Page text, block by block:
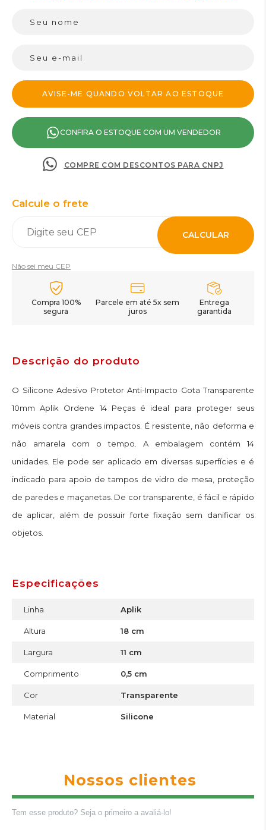
CONFIRA O ESTOQUE COM UM VENDEDOR
COMPRE COM DESCONTOS PARA CNPJ
Calcule o frete
CALCULAR
Não sei meu CEP
Compra 100%
segura
Parcele em até 5x sem
juros
Entrega
garantida
Descrição do produto
O Silicone Adesivo Protetor Anti-Impacto Gota Transparente
10mm Aplik Ordene 14 Peças é ideal para proteger seus
móveis contra grandes impactos. É resistente, não deforma e
não amarela com o tempo. A embalagem contém 14
unidades. Ele pode ser aplicado em diversas superfícies e é
indicado para apoio de tampos de vidro de mesa, proteção
de paredes e maçanetas. De cor transparente, é fácil e rápido
de aplicar, além de possuir forte fixação sem danificar os
objetos.
Especificações
Linha Aplik
Altura 18 cm
Largura 11 cm
Comprimento 0,5 cm
Cor Transparente
Material Silicone
Nossos clientes
Tem esse produto? Seja o primeiro a avaliá-lo!